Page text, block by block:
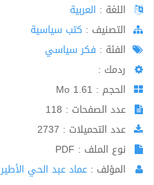
اللغة : العربية
اﻟﺘﺼﻨﻴﻒ : كتب سياسية
الفئة : فكر سياسي
ردمك :
الحجم : 1.61 Mo
عدد الصفحات : 118
عدد التحميلات : 2737
نوع الملف : PDF
المؤلف : عماد عبد الحي الأطير